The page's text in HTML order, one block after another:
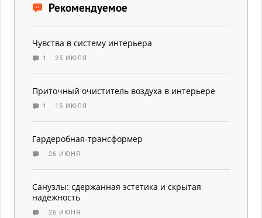
Рекомендуемое
Чувства в систему интерьера
1 25 ИЮЛЯ
Приточный очиститель воздуха в интерьере
1 15 ИЮЛЯ
Гардеробная-трансформер
26 ИЮНЯ
Санузлы: сдержанная эстетика и скрытая
надёжность
26 ИЮНЯ